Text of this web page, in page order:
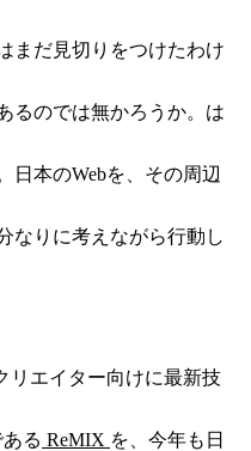
まだ見切りをつけたわけ
るのでは無かろうか。は
日本のWebを、その周辺
なりに考えながら行動し
リエイター向けに最新技
る ReMIX を、今年も日